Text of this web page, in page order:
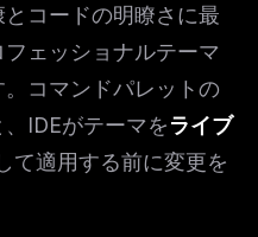
コードの明瞭さに最
ェッショナルテーマ
コマンドパレットの
IDEがテーマをライブ
て適用する前に変更を